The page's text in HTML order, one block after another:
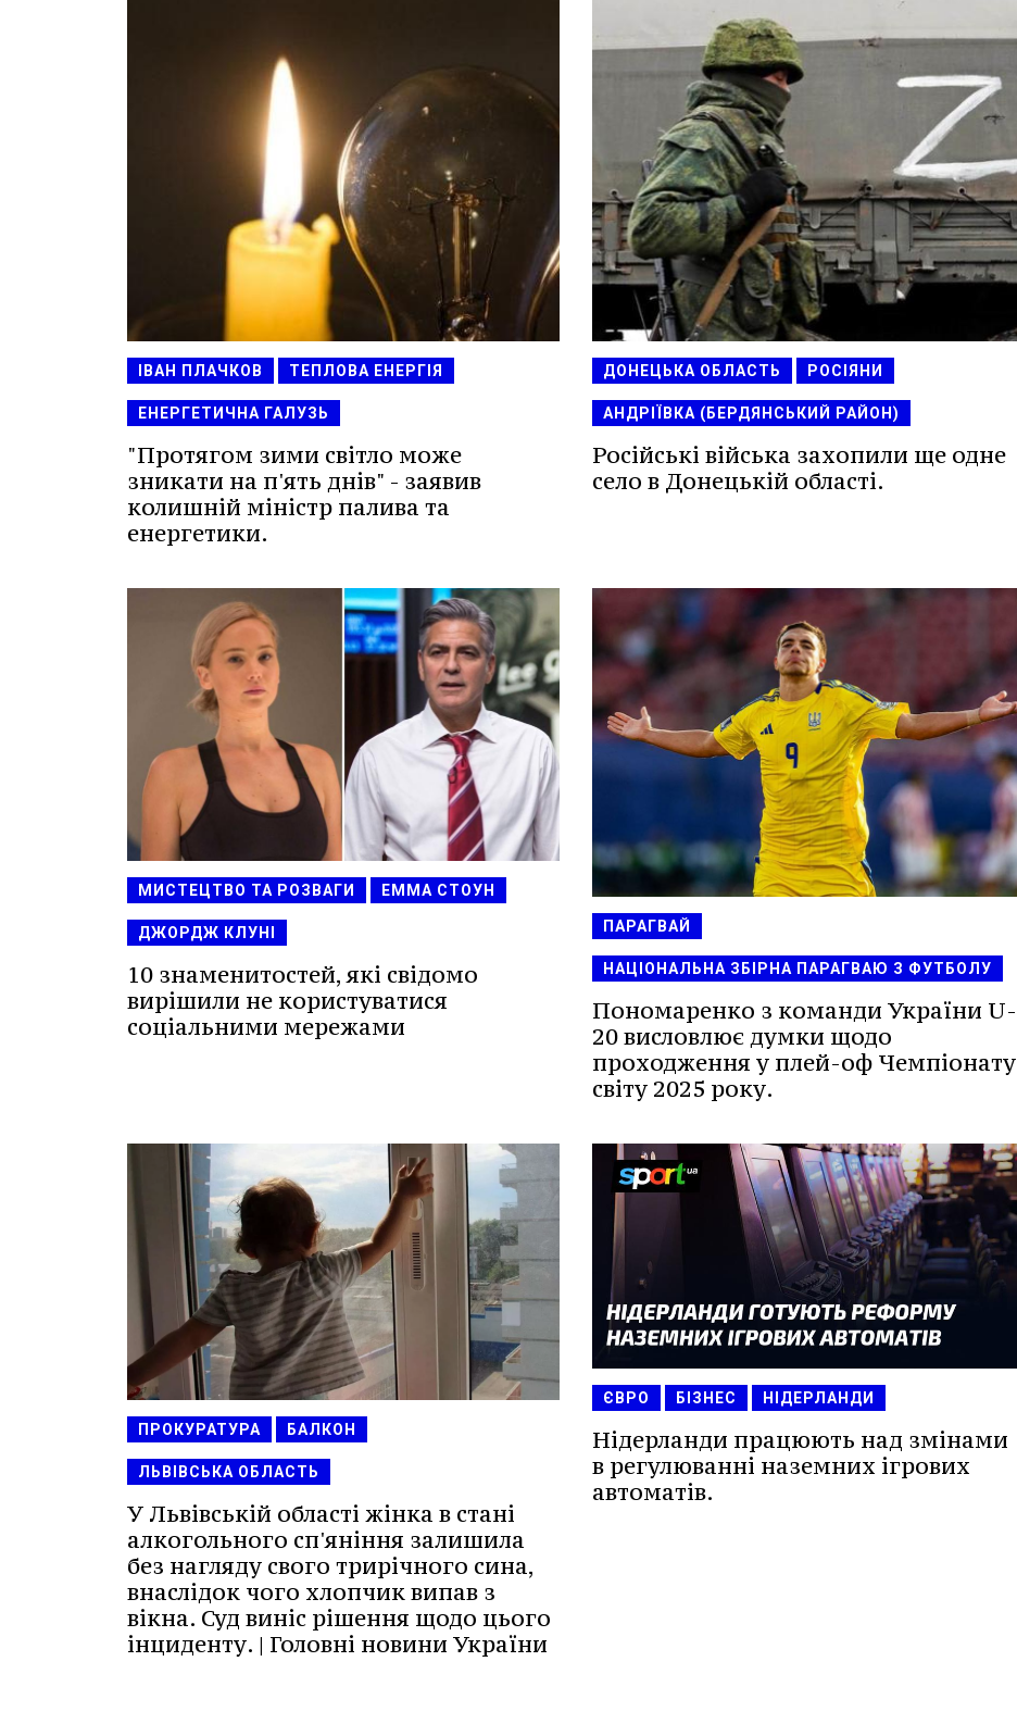
ІВАН ПЛАЧКОВ ТЕПЛОВА ЕНЕРГІЯ
ЕНЕРГЕТИЧНА ГАЛУЗЬ
"Протягом зими світло може
зникати на п'ять днів" - заявив
колишній міністр палива та
енергетики.
ДОНЕЦЬКА ОБЛАСТЬ РОСІЯНИ
АНДРІЇВКА (БЕРДЯНСЬКИЙ РАЙОН)
Російські війська захопили ще одне
село в Донецькій області.
МИСТЕЦТВО ТА РОЗВАГИ ЕММА СТОУН
ДЖОРДЖ КЛУНІ
10 знаменитостей, які свідомо
вирішили не користуватися
соціальними мережами
ПАРАГВАЙ
НАЦІОНАЛЬНА ЗБІРНА ПАРАГВАЮ З ФУТБОЛУ
Пономаренко з команди України U-
20 висловлює думки щодо
проходження у плей-оф Чемпіонату
світу 2025 року.
ПРОКУРАТУРА БАЛКОН
ЛЬВІВСЬКА ОБЛАСТЬ
У Львівській області жінка в стані
алкогольного сп'яніння залишила
без нагляду свого трирічного сина,
внаслідок чого хлопчик випав з
вікна. Суд виніс рішення щодо цього
інциденту. | Головні новини України
ЄВРО БІЗНЕС НІДЕРЛАНДИ
Нідерланди працюють над змінами
в регулюванні наземних ігрових
автоматів.